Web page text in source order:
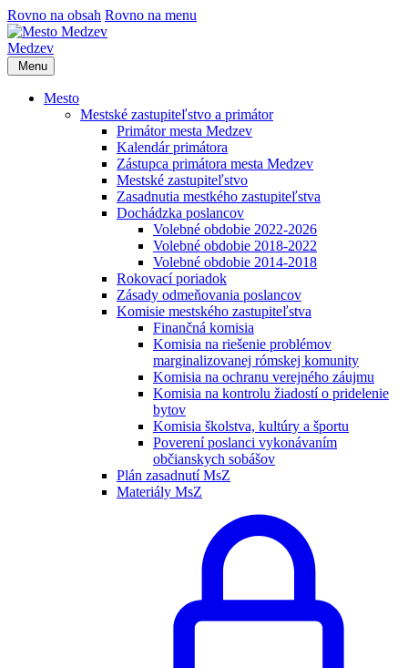
Rovno na obsah Rovno na menu
Medzev
Menu
Mesto
Mestské zastupiteľstvo a primátor
Primátor mesta Medzev
Kalendár primátora
Zástupca primátora mesta Medzev
Mestské zastupiteľstvo
Zasadnutia mestkého zastupiteľstva
Dochádzka poslancov
Volebné obdobie 2022-2026
Volebné obdobie 2018-2022
Volebné obdobie 2014-2018
Rokovací poriadok
Zásady odmeňovania poslancov
Komisie mestského zastupiteľstva
Finančná komisia
Komisia na riešenie problémov
marginalizovanej rómskej komunity
Komisia na ochranu verejného záujmu
Komisia na kontrolu žiadostí o pridelenie
bytov
Komisia školstva, kultúry a športu
Poverení poslanci vykonávaním
občianskych sobášov
Plán zasadnutí MsZ
Materiály MsZ